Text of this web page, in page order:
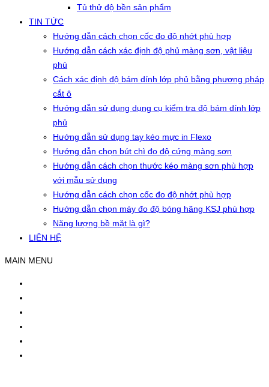
Tủ thử độ bền sản phẩm
TIN TỨC
Hướng dẫn cách chọn cốc đo độ nhớt phù hợp
Hướng dẫn cách xác định độ phủ màng sơn, vật liệu
phủ
Cách xác định độ bám dính lớp phủ bằng phương pháp
cắt ô
Hướng dẫn sử dụng dụng cụ kiểm tra độ bám dính lớp
phủ
Hướng dẫn sử dụng tay kéo mực in Flexo
Hướng dẫn chọn bút chì đo độ cứng màng sơn
Hướng dẫn cách chọn thước kéo màng sơn phù hợp
với mẫu sử dụng
Hướng dẫn cách chọn cốc đo độ nhớt phù hợp
Hướng dẫn chọn máy đo độ bóng hãng KSJ phù hợp
Năng lượng bề mặt là gì?
LIÊN HỆ
MAIN MENU